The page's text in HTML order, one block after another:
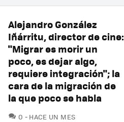
Alejandro González
Iñárritu, director de cine:
"Migrar es morir un
poco, es dejar algo,
requiere integración"; la
cara de la migración de
la que poco se habla
0 COMENTARIOS
HACE UN MES